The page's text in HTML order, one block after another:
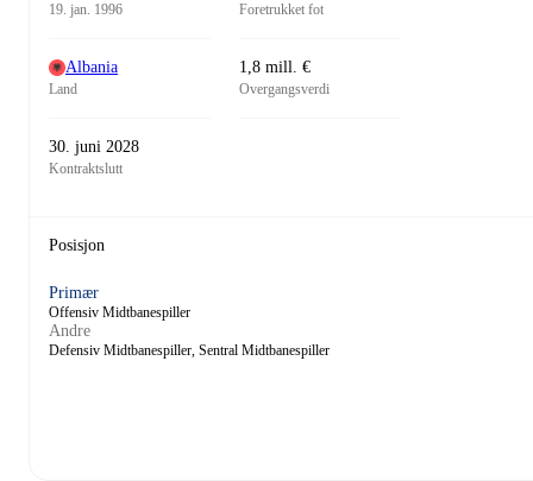
19. jan. 1996 Foretrukket fot
Albania
Land
1,8 mill. €
Overgangsverdi
30. juni 2028
Kontraktslutt
Posisjon
Primær
Offensiv Midtbanespiller
Andre
Defensiv Midtbanespiller, Sentral Midtbanespiller